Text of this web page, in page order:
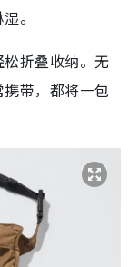
。
折叠收纳。无
带，都将一包